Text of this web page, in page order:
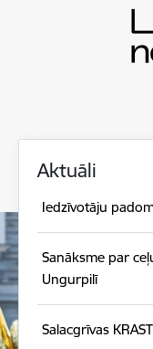
Aktuāli
Iedzīvotāju
Sanāksme par
Ungurpilī
Salacgrīvas